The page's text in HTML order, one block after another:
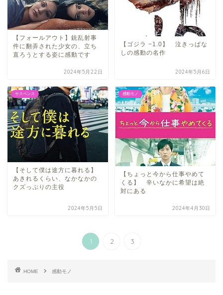
【フォールアウト】銃乱射事
件に翻弄された少女の、立ち
直ろうとする姿に感動です
2024年5月22日
【ゴジラ −1.0】 泣きっぱな
しの感動の名作
2024年5月6日
サスペンス
【そして僕は途方に暮れる】
あきれるくらい、なかなかの
クズっぷりの主役
2024年5月5日
感動モノ
【ちょっと今から仕事やめて
くる】 辛いなかに希望は絶
対にある
2024年4月30日
1 2 3
HOME 感動モノ